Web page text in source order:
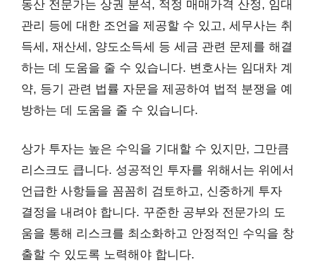
동산 전문가는 상권 분석, 적정 매매가격 산정, 임대
관리 등에 대한 조언을 제공할 수 있고, 세무사는 취
득세, 재산세, 양도소득세 등 세금 관련 문제를 해결
하는 데 도움을 줄 수 있습니다. 변호사는 임대차 계
약, 등기 관련 법률 자문을 제공하여 법적 분쟁을 예
방하는 데 도움을 줄 수 있습니다.
상가 투자는 높은 수익을 기대할 수 있지만, 그만큼
리스크도 큽니다. 성공적인 투자를 위해서는 위에서
언급한 사항들을 꼼꼼히 검토하고, 신중하게 투자
결정을 내려야 합니다. 꾸준한 공부와 전문가의 도
움을 통해 리스크를 최소화하고 안정적인 수익을 창
출할 수 있도록 노력해야 합니다.